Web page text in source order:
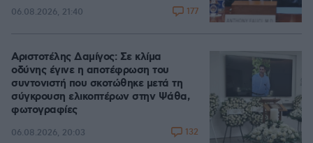
06.08.2026, 21:40 177
Αριστοτέλης Δαμίγος: Σε κλίμα
οδύνης έγινε η αποτέφρωση του
συντονιστή που σκοτώθηκε μετά τη
σύγκρουση ελικοπτέρων στην Ψάθα,
φωτογραφίες
06.08.2026, 20:03 132